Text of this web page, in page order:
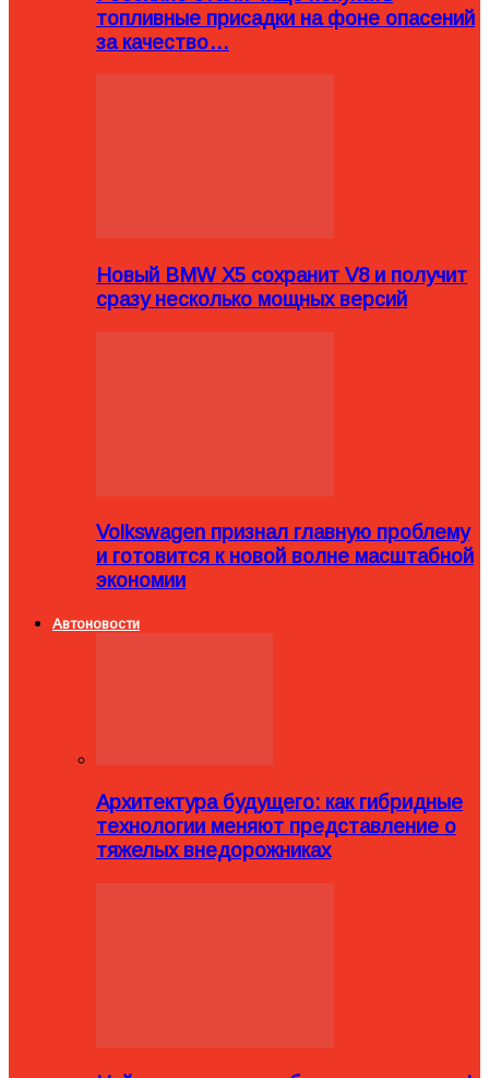
топливные присадки на фоне опасений
за качество…
Новый BMW X5 сохранит V8 и получит
сразу несколько мощных версий
Volkswagen признал главную проблему
и готовится к новой волне масштабной
экономии
Автоновости
Архитектура будущего: как гибридные
технологии меняют представление о
тяжелых внедорожниках